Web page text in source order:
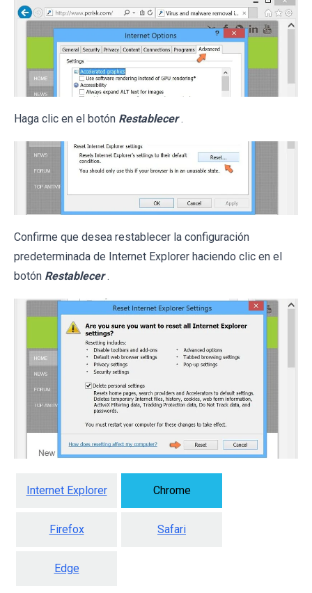
Haga clic en el botón Restablecer .
Confirme que desea restablecer la configuración
predeterminada de Internet Explorer haciendo clic en el
botón Restablecer .
Internet Explorer Chrome
Firefox Safari
Edge